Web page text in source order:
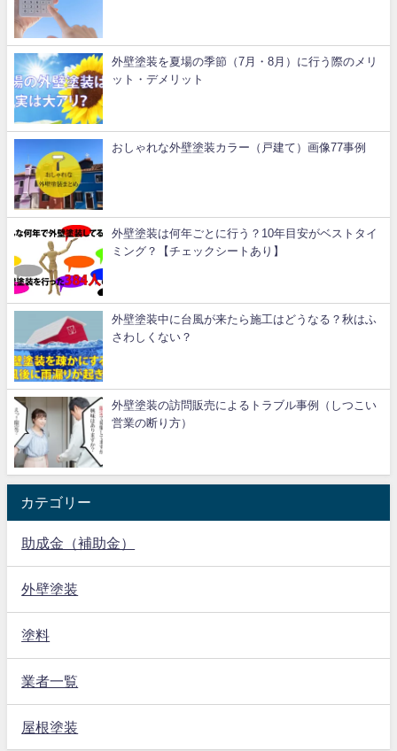
外壁塗装を夏場の季節（7月・8月）に行う際のメリ
ット・デメリット
おしゃれな外壁塗装カラー（戸建て）画像77事例
外壁塗装は何年ごとに行う？10年目安がベストタイ
ミング？【チェックシートあり】
外壁塗装中に台風が来たら施工はどうなる？秋はふ
さわしくない？
外壁塗装の訪問販売によるトラブル事例（しつこい
営業の断り方）
カテゴリー
助成金（補助金）
外壁塗装
塗料
業者一覧
屋根塗装